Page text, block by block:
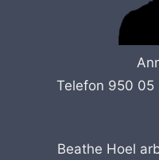
Telefon 950 05
Beathe Hoel